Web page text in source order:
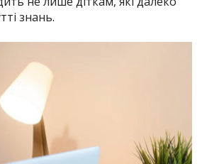
знань.